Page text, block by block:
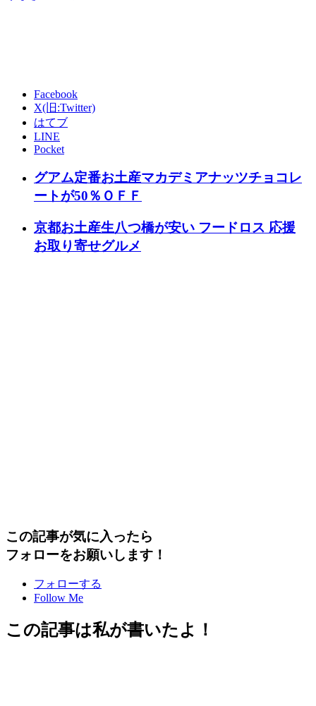
Facebook
X(旧:Twitter)
はてブ
LINE
Pocket
グアム定番お土産マカデミアナッツチョコレ
ートが50％ＯＦＦ
京都お土産生八つ橋が安い フードロス 応援
お取り寄せグルメ
この記事が気に入ったら
フォローをお願いします！
フォローする
Follow Me
この記事は私が書いたよ！